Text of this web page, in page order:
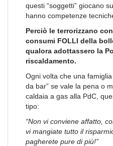
questi “soggetti” giocano
hanno competenze
Perciò le terrorizzano
consumi FOLLI della
qualora adottassero la
riscaldamento.
Ogni volta che una
da bar” se vale la pena o
caldaia a gas alla PdC,
tipo:
“Non vi conviene affatto,
vi mangiate tutto il
pagherete pure di più!”